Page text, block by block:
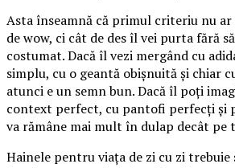
Asta înseamnă că primul criteriu nu
de wow, ci cât de des îl vei purta fără
costumat. Dacă îl vezi mergând cu
simplu, cu o geantă obișnuită și chiar
atunci e un semn bun. Dacă îl poți
context perfect, cu pantofi perfecți și
va rămâne mai mult în dulap decât pe
Hainele pentru viața de zi cu zi trebuie